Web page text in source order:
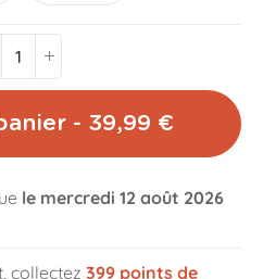
- 39,99 €
le mercredi 12 août 2026
collectez 399points de